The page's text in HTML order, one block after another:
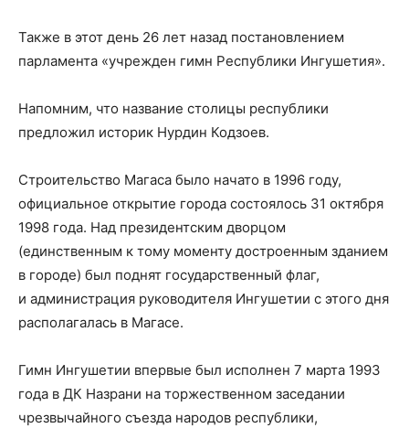
Также в этот день 26 лет назад постановлением
парламента «учрежден гимн Республики Ингушетия».
Напомним, что название столицы республики
предложил историк Нурдин Кодзоев.
Строительство Магаса было начато в 1996 году,
официальное открытие города состоялось 31 октября
1998 года. Над президентским дворцом
(единственным к тому моменту достроенным зданием
в городе) был поднят государственный флаг,
и администрация руководителя Ингушетии с этого дня
располагалась в Магасе.
Гимн Ингушетии впервые был исполнен 7 марта 1993
года в ДК Назрани на торжественном заседании
чрезвычайного съезда народов республики,